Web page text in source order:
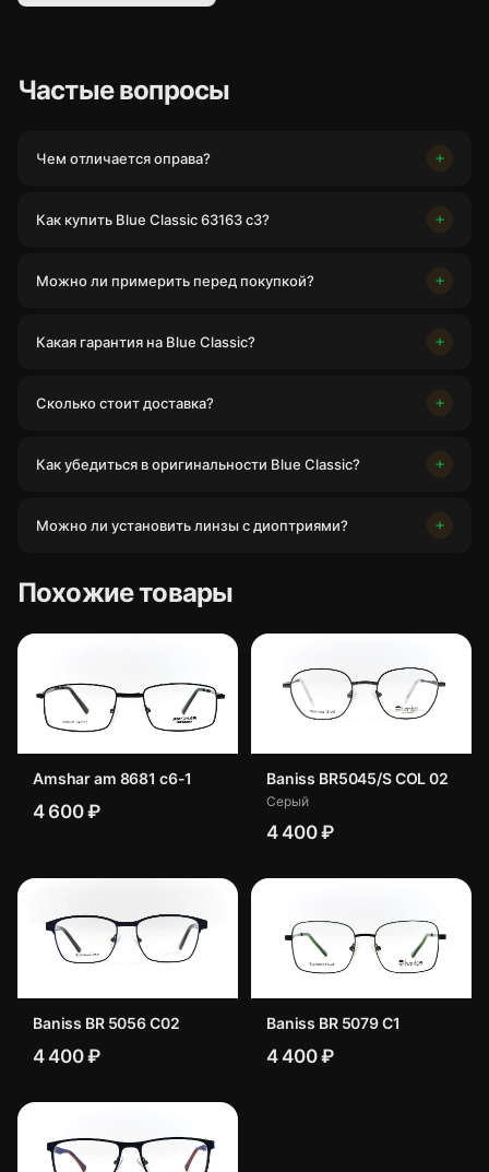
Частые вопросы
Чем отличается оправа?
Как купить Blue Classic 63163 c3?
Можно ли примерить перед покупкой?
Какая гарантия на Blue Classic?
Сколько стоит доставка?
Как убедиться в оригинальности Blue Classic?
Можно ли установить линзы с диоптриями?
Похожие товары
Amshar am 8681 c6-1
4 600 ₽
Baniss BR5045/S COL 02
Серый
4 400 ₽
Baniss BR 5056 C02
4 400 ₽
Baniss BR 5079 C1
4 400 ₽